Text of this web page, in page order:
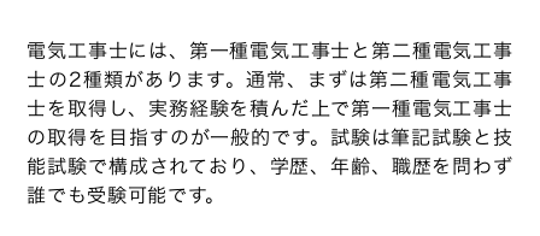
電気工事士には、第一種電気工事士と第二種電気工事
士の2種類があります。通常、まずは第二種電気工事
士を取得し、実務経験を積んだ上で第一種電気工事士
の取得を目指すのが一般的です。試験は筆記試験と技
能試験で構成されており、学歴、年齢、職歴を問わず
誰でも受験可能です。